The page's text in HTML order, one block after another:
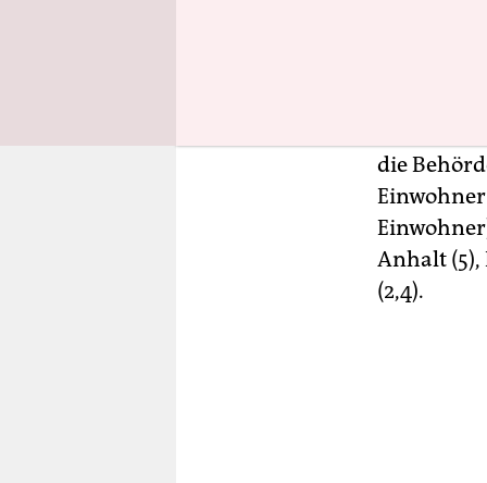
die
Anhalt (5),
(2,4).